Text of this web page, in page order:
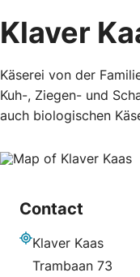
Klaver
Käserei von der
Kuh-, Ziegen- und
auch biologischen
Contact
Klaver Kaas
Trambaan 73